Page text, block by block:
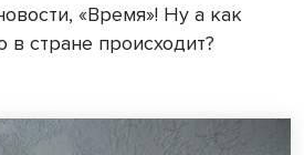
«Время»! Ну а как
в стране происходит?